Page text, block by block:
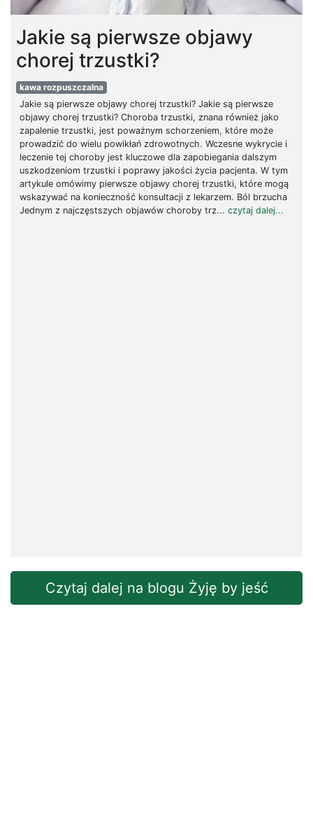
Jakie są pierwsze objawy
chorej trzustki?
kawa rozpuszczalna
Jakie są pierwsze objawy chorej trzustki? Jakie są pierwsze
objawy chorej trzustki? Choroba trzustki, znana również jako
zapalenie trzustki, jest poważnym schorzeniem, które może
prowadzić do wielu powikłań zdrowotnych. Wczesne wykrycie i
leczenie tej choroby jest kluczowe dla zapobiegania dalszym
uszkodzeniom trzustki i poprawy jakości życia pacjenta. W tym
artykule omówimy pierwsze objawy chorej trzustki, które mogą
wskazywać na konieczność konsultacji z lekarzem. Ból brzucha
Jednym z najczęstszych objawów choroby trz... czytaj dalej...
Czytaj dalej na blogu Żyję by jeść